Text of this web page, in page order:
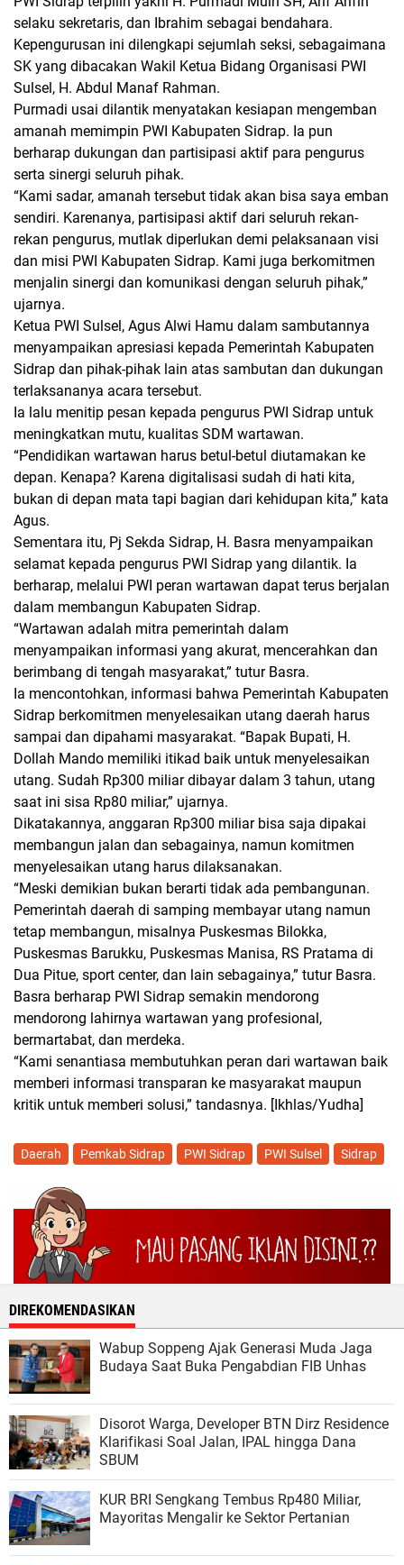
selaku sekretaris, dan Ibrahim sebagai bendahara.
Kepengurusan ini dilengkapi sejumlah seksi, sebagaimana
SK yang dibacakan Wakil Ketua Bidang Organisasi PWI
Sulsel, H. Abdul Manaf Rahman.
Purmadi usai dilantik menyatakan kesiapan mengemban
amanah memimpin PWI Kabupaten Sidrap. Ia pun
berharap dukungan dan partisipasi aktif para pengurus
serta sinergi seluruh pihak.
“Kami sadar, amanah tersebut tidak akan bisa saya emban
sendiri. Karenanya, partisipasi aktif dari seluruh rekan-
rekan pengurus, mutlak diperlukan demi pelaksanaan visi
dan misi PWI Kabupaten Sidrap. Kami juga berkomitmen
menjalin sinergi dan komunikasi dengan seluruh pihak,”
ujarnya.
Ketua PWI Sulsel, Agus Alwi Hamu dalam sambutannya
menyampaikan apresiasi kepada Pemerintah Kabupaten
Sidrap dan pihak-pihak lain atas sambutan dan dukungan
terlaksananya acara tersebut.
Ia lalu menitip pesan kepada pengurus PWI Sidrap untuk
meningkatkan mutu, kualitas SDM wartawan.
“Pendidikan wartawan harus betul-betul diutamakan ke
depan. Kenapa? Karena digitalisasi sudah di hati kita,
bukan di depan mata tapi bagian dari kehidupan kita,” kata
Agus.
Sementara itu, Pj Sekda Sidrap, H. Basra menyampaikan
selamat kepada pengurus PWI Sidrap yang dilantik. Ia
berharap, melalui PWI peran wartawan dapat terus berjalan
dalam membangun Kabupaten Sidrap.
“Wartawan adalah mitra pemerintah dalam
menyampaikan informasi yang akurat, mencerahkan dan
berimbang di tengah masyarakat,” tutur Basra.
Ia mencontohkan, informasi bahwa Pemerintah Kabupaten
Sidrap berkomitmen menyelesaikan utang daerah harus
sampai dan dipahami masyarakat. “Bapak Bupati, H.
Dollah Mando memiliki itikad baik untuk menyelesaikan
utang. Sudah Rp300 miliar dibayar dalam 3 tahun, utang
saat ini sisa Rp80 miliar,” ujarnya.
Dikatakannya, anggaran Rp300 miliar bisa saja dipakai
membangun jalan dan sebagainya, namun komitmen
menyelesaikan utang harus dilaksanakan.
“Meski demikian bukan berarti tidak ada pembangunan.
Pemerintah daerah di samping membayar utang namun
tetap membangun, misalnya Puskesmas Bilokka,
Puskesmas Barukku, Puskesmas Manisa, RS Pratama di
Dua Pitue, sport center, dan lain sebagainya,” tutur Basra.
Basra berharap PWI Sidrap semakin mendorong
mendorong lahirnya wartawan yang profesional,
bermartabat, dan merdeka.
“Kami senantiasa membutuhkan peran dari wartawan baik
memberi informasi transparan ke masyarakat maupun
kritik untuk memberi solusi,” tandasnya. [Ikhlas/Yudha]
Daerah Pemkab Sidrap PWI Sidrap PWI Sulsel Sidrap
DIREKOMENDASIKAN
Wabup Soppeng Ajak Generasi Muda Jaga
Budaya Saat Buka Pengabdian FIB Unhas
Disorot Warga, Developer BTN Dirz Residence
Klarifikasi Soal Jalan, IPAL hingga Dana
SBUM
KUR BRI Sengkang Tembus Rp480 Miliar,
Mayoritas Mengalir ke Sektor Pertanian